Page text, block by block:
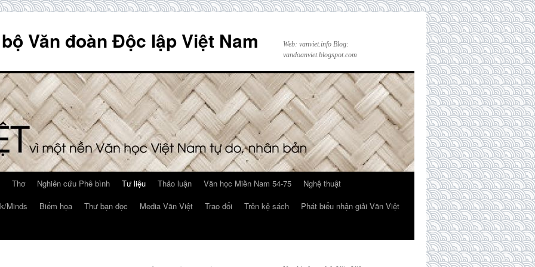
Văn đoàn Độc lập Việt Nam
Web: vanviet.info Blog:
vandoanviet.blogspot.com
Thơ Nghiên cứu Phê bình Tư liệu Thảo luận Văn học Miền Nam 54-75
Nghệ thuật
Minds Biếm họa Thư bạn đọc Media Văn Việt Trao đổi Trên kệ sách
Phát biểu nhận giải Văn Việt